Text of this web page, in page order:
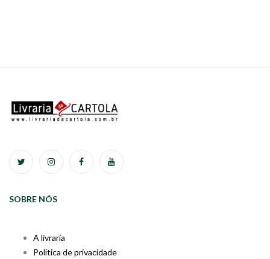
SOBRE NÓS
A livraria
Política de privacidade